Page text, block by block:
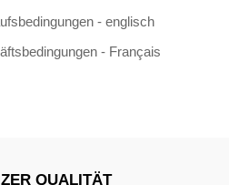
- englisch
- Français
QUALITÄT